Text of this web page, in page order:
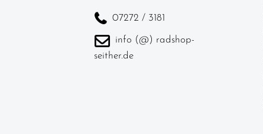
07272 / 3181
info (@) radshop-
seither.de